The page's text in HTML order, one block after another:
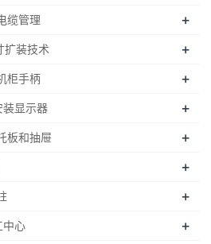
缆管理 +
扩装技术 +
柜手柄 +
装显示器 +
板和抽屉 +
+
+
中心 +